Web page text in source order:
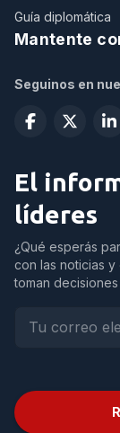
Guía diplomática
Mantente
Seguinos en
El
líderes
¿Qué esperás
con las noticias y
toman